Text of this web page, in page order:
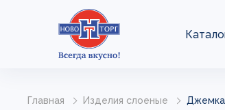
Главная Изделия слоеные